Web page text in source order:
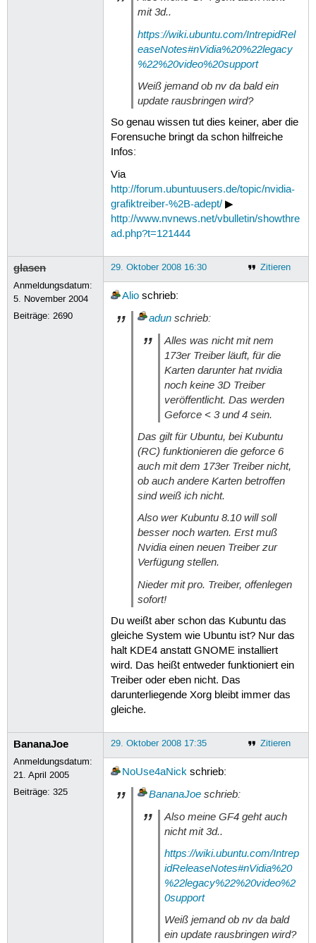
mit 3d..
https://wiki.ubuntu.com/IntrepidRel
easeNotes#nVidia%20%22legacy
%22%20video%20support
Weiß jemand ob nv da bald ein
update rausbringen wird?
So genau wissen tut dies keiner, aber die
Forensuche bringt da schon hilfreiche
Infos:
Via
http://forum.ubuntuusers.de/topic/nvidia-
grafiktreiber-%2B-adept/▶
http://www.nvnews.net/vbulletin/showthre
ad.php?t=121444
glasen
Anmeldungsdatum:
5. November 2004
Beiträge:2690
Zitieren
29. Oktober 2008 16:30
Alioschrieb:
adunschrieb:
Alles was nicht mit nem
173er Treiber läuft, für die
Karten darunter hat nvidia
noch keine 3D Treiber
veröffentlicht. Das werden
Geforce < 3 und 4 sein.
Das gilt für Ubuntu, bei Kubuntu
(RC) funktionieren die geforce 6
auch mit dem 173er Treiber nicht,
ob auch andere Karten betroffen
sind weiß ich nicht.
Also wer Kubuntu 8.10 will soll
besser noch warten. Erst muß
Nvidia einen neuen Treiber zur
Verfügung stellen.
Nieder mit pro. Treiber, offenlegen
sofort!
Du weißt aber schon das Kubuntu das
gleiche System wie Ubuntu ist? Nur das
halt KDE4 anstatt GNOME installiert
wird. Das heißt entweder funktioniert ein
Treiber oder eben nicht. Das
darunterliegende Xorg bleibt immer das
gleiche.
BananaJoe
Anmeldungsdatum:
21. April 2005
Beiträge:325
Zitieren
29. Oktober 2008 17:35
NoUse4aNickschrieb:
BananaJoeschrieb:
Also meine GF4 geht auch
nicht mit 3d..
https://wiki.ubuntu.com/Intrep
idReleaseNotes#nVidia%20
%22legacy%22%20video%2
0support
Weiß jemand ob nv da bald
ein update rausbringen wird?